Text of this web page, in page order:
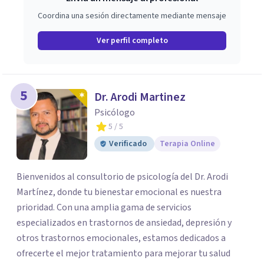
Coordina una sesión directamente mediante mensaje
Ver perfil completo
5 Dr. Arodi Martinez
Psicólogo
5 / 5
Verificado
Terapia Online
Bienvenidos al consultorio de psicología del Dr. Arodi
Martínez, donde tu bienestar emocional es nuestra
prioridad. Con una amplia gama de servicios
especializados en trastornos de ansiedad, depresión y
otros trastornos emocionales, estamos dedicados a
ofrecerte el mejor tratamiento para mejorar tu salud